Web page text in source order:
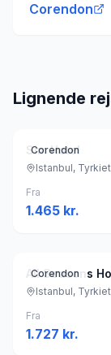
Corendon
Lignende
Corendon
Sim Hotel
Istanbul, Tyrkiet
Fra
1.465 kr.
Corendon
All Seasons
Istanbul, Tyrkiet
Fra
1.727 kr.